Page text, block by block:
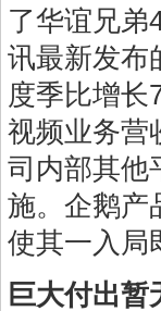
了华谊兄弟
讯最新发布
度季比增长
视频业务营
司内部其他
施。企鹅产
使其一入局
巨大付出暂